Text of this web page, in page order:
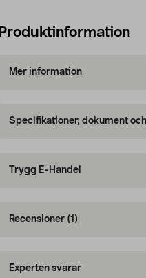
Produktinformation
Mer information
Specifikationer, dokument
Trygg E-Handel
Recensioner (1)
Experten svarar